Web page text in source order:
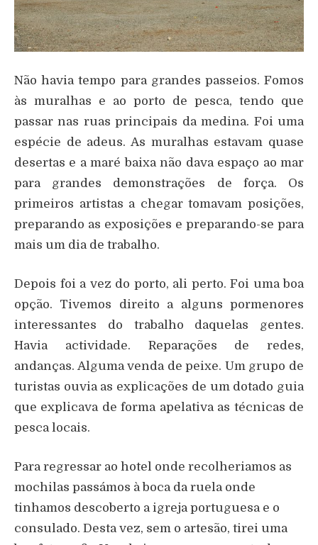
Não havia tempo para grandes passeios. Fomos
às muralhas e ao porto de pesca, tendo que
passar nas ruas principais da medina. Foi uma
espécie de adeus. As muralhas estavam quase
desertas e a maré baixa não dava espaço ao mar
para grandes demonstrações de força. Os
primeiros artistas a chegar tomavam posições,
preparando as exposições e preparando-se para
mais um dia de trabalho.
Depois foi a vez do porto, ali perto. Foi uma boa
opção. Tivemos direito a alguns pormenores
interessantes do trabalho daquelas gentes.
Havia actividade. Reparações de redes,
andanças. Alguma venda de peixe. Um grupo de
turistas ouvia as explicações de um dotado guia
que explicava de forma apelativa as técnicas de
pesca locais.
Para regressar ao hotel onde recolheriamos as
mochilas passámos à boca da ruela onde
tinhamos descoberto a igreja portuguesa e o
consulado. Desta vez, sem o artesão, tirei uma